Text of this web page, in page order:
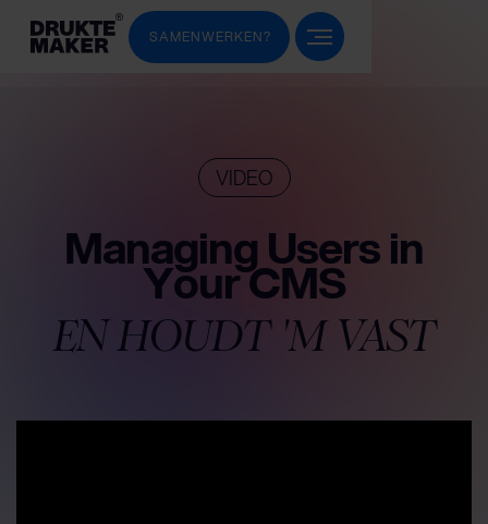
SAMENWERKEN?
VIDEO
Managing Users in
Your CMS
EN HOUDT 'M VAST